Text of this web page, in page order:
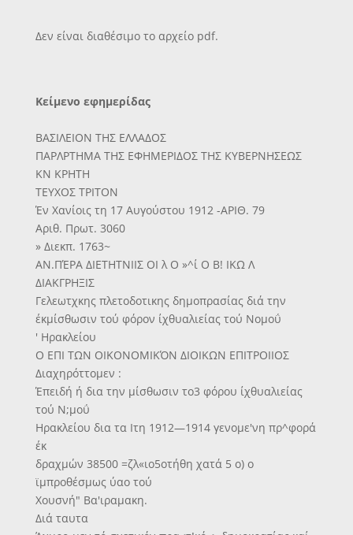
Δεν είναι διαθέσιμο το αρχείο pdf.
Κείμενο εφημερίδας
ΒΑΣΙΛΕΙΟΝ ΤΗΣ ΕΛΛΑΔΟΣ
ΠΑΡΛΡΤΗΜΑ ΤΗΣ ΕΦΗΜΕΡΙΔΟΣ ΤΗΣ ΚΥΒΕΡΝΗΣΕΩΣ
ΚΝ ΚΡΗΤΗ
ΤΕΥΧΟΣ ΤΡΙΤΟΝ
Έν Χανίοις τη 17 Αυγούστου 1912 -ΑΡΙΘ. 79
Αριθ. Πρωτ. 3060
» Διεκπ. 1763~
ΑΝ.ΠΈΡΑ ΔΙΕΤΗΤΝΙΙΣ ΟΙ λ Ο »^ί Ο Β! ΙΚΩ Λ
ΔΙΑΚΓΡΗΞΙΣ
Γελεωτχκης πλετοδοτικης δημοπρασίας διά την
έκμίσθωσιν τού φόρον ίχθυαλιείας τού Νομοΰ
' Ηρακλείου
Ο ΕΠΙ ΤΩΝ ΟΙΚΟΝΟΜΙΚΌΝ ΔΙΟΙΚΩΝ ΕΠΙΤΡΟΙΙΟΣ
Διαχηρόττομεν :
Έπειδή ή δια την μίσθωσιν το3 φόρου ίχθυαλιείας
τού Ν;μοΰ
Ηρακλείου δια τα Ιτη 1912—1914 γενομε'νη πρ^φορά
έκ
δραχμών 38500 =ζλ«ιο5οτήθη χατά 5 ο) ο
ϊμπροθέσμως ύαο τού
Χουσνή" Βα'ιραμακη.
Διά ταυτα